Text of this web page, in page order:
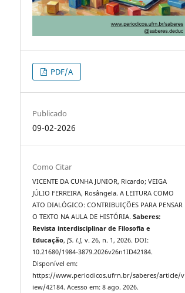
PDF/A
Publicado
09-02-2026
Como Citar
VICENTE DA CUNHA JUNIOR, Ricardo; VEIGA
JÚLIO FERREIRA, Rosângela. A LEITURA COMO
ATO DIALÓGICO: CONTRIBUIÇÕES PARA PENSAR
O TEXTO NA AULA DE HISTÓRIA.Saberes:
Revista interdisciplinar de Filosofia e
Educação,[S. l.], v. 26, n. 1, 2026. DOI:
10.21680/1984-3879.2026v26n1ID42184.
Disponível em:
https://www.periodicos.ufrn.br/saberes/article/v
iew/42184. Acesso em: 8 ago. 2026.